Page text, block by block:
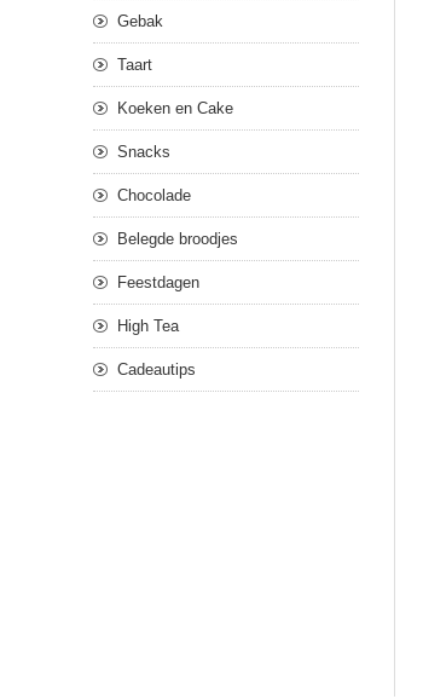
Gebak
Taart
Koeken en Cake
Snacks
Chocolade
Belegde broodjes
Feestdagen
High Tea
Cadeautips